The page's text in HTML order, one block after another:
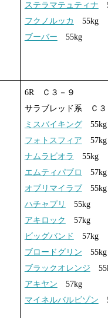
ステラマテュティナ
フクノルッカ
55kg
ブーバー 55kg
6R Ｃ３－９
サラブレッド系 Ｃ
ミスバイキング55kg
フォトスフィア 57kg
ナムラビオラ
55kg
エムティパブロ
57kg
オブリマイラブ 55kg
ハチャプリ
55kg
アキロック
57kg
ビッグバンド
57kg
ブロードグリン 55kg
ブラックオレンジ
アキヤン 57kg
マイネルバルビゾン